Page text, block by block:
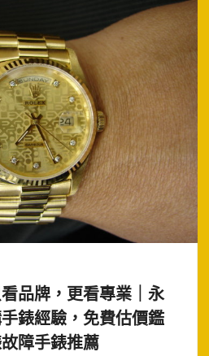
品牌，更看專業｜永
錶經驗，免費估價鑑
障手錶推薦